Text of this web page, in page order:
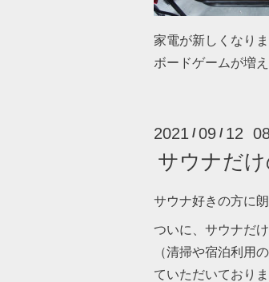
家電が新しくなりま
ボードゲームが増え
2021 /09 / 12
サウナだ
サウナ好きの方に朗
ついに、サウナだ
（清掃や宿泊利用
ていただいておりま